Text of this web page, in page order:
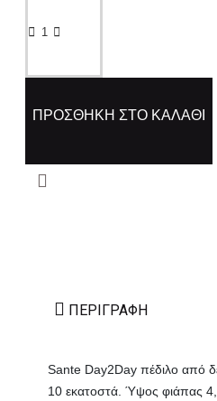
ΠΡΟΣΘΉΚΗ ΣΤΟ ΚΑΛΆΘΙ
ΠΕΡΙΓΡΑΦΉ
Sante Day2Day πέδιλο από
10 εκατοστά. Ύψος φιάπας